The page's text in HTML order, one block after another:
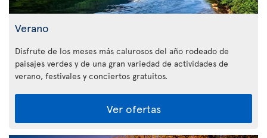
Verano
Disfrute de los meses más calurosos del año rodeado de
paisajes verdes y de una gran variedad de actividades de
verano, festivales y conciertos gratuitos.
Ver ofertas